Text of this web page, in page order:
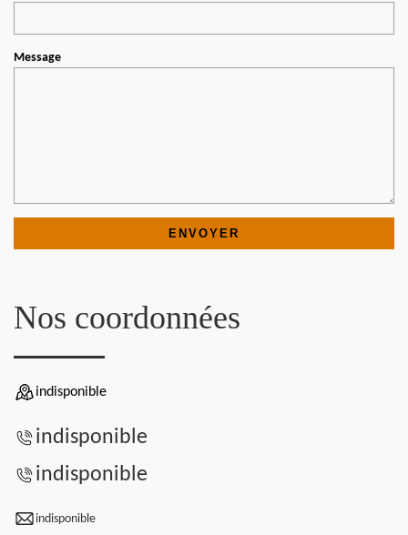
Message
Nos coordonnées
indisponible
indisponible
indisponible
indisponible